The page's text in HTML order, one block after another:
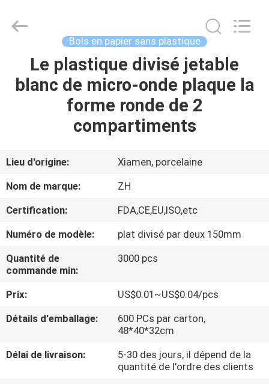
MAISON
PRODUITS
SUJET
DE
NOUS
VISITE
D'USINE
CONTRÔLE
DE
Environmental
Protection
Reserved.
Bols en papier sans plastique
Le plastique divisé jetable
blanc de micro-onde plaque la
forme ronde de 2
compartiments
Lieu d'origine:
Xiamen, porcelaine
Nom de marque:
ZH
Certification:
FDA,CE,EU,ISO,etc
Numéro de modèle:
plat divisé par deux 150mm
Quantité de
commande min:
3000 pcs
Prix:
US$0.01~US$0.04/pcs
Détails d'emballage:
600 PCs par carton,
48*40*32cm
Délai de livraison:
5-30 des jours, il dépend de la
quantité de l'ordre des clients